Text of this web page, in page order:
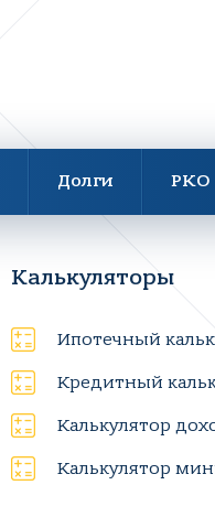
Долги РКО
Калькуляторы
Ипотечный
Кредитный
Калькулятор
Калькулятор